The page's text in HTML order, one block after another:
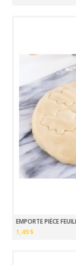
EMPORTE PIÈCE
1,49 $